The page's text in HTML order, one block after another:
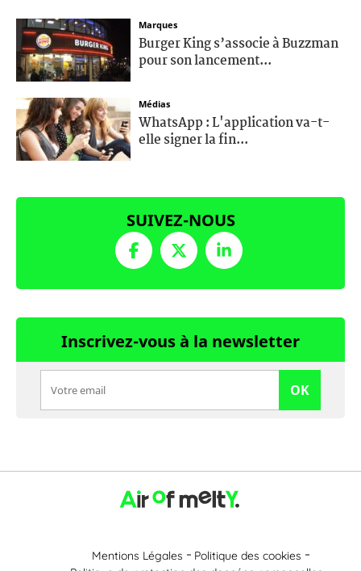
Marques
Burger King s’associe à Buzzman
pour son lancement...
Médias
WhatsApp : L'application va-t-
elle signer la fin...
SUIVEZ-NOUS
Inscrivez-vous à la newsletter
OK
Mentions Légales
Politique des cookies